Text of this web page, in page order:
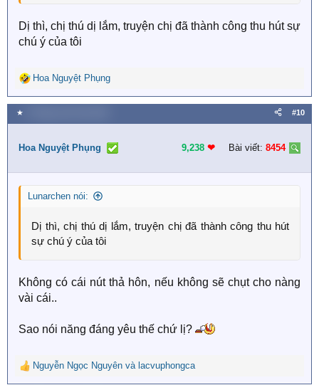
cảm, thế là ổn rồi.
có lẽ đơn giản chỉ là: Tôi thích/ Tôi không thích! Thế thui
à, hihi
Dị thì, chị thú dị lắm, truyện chị đã thành công thu hút sự
chú ý của tôi
R
e
a
c
i
n
s
Hoa Nguyệt Phụng
★ #10
Hoa Nguyệt Phụng 9,238 ❤︎ Bài viết: 8454
Lunarchen nói:
Dị thì, chị thú dị lắm, truyện chị đã thành công thu hút
sự chú ý của tôi
Không có cái nút thả hôn, nếu không sẽ chụt cho nàng
vài cái..
Sao nói năng đáng yêu thế chứ lị?
R
e
Nguyễn Ngọc Nguyên và lacvuphongca